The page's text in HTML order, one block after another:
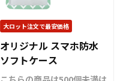
大ロット注文で最安価格
オリジナル スマホ防水
ソフトケース